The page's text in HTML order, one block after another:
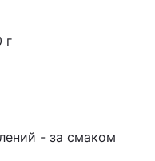
г
- за смаком